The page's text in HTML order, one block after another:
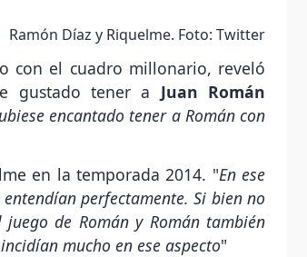
Ramón Díaz y Riquelme. Foto: Twitter
con el cuadro millonario, reveló
gustado tener a Juan Román
encantado tener a Román con
en la temporada 2014. "En ese
perfectamente. Si bien no
de Román y Román también
mucho en ese aspecto"